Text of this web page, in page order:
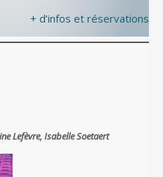
+ d’infos et réservations
Lefèvre, Isabelle Soetaert